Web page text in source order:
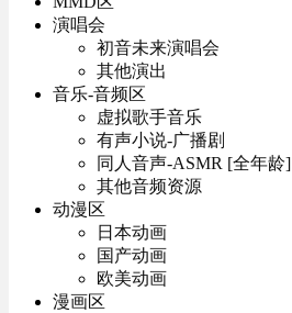
演唱会
初音未来演唱会
其他演出
音乐-音频区
虚拟歌手音乐
有声小说-广播剧
同人音声-ASMR [全年龄]
其他音频资源
动漫区
日本动画
国产动画
欧美动画
漫画区